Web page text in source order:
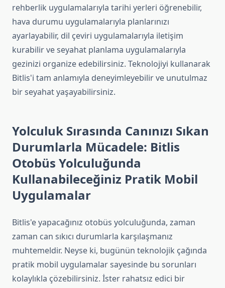
rehberlik uygulamalarıyla tarihi yerleri öğrenebilir,
hava durumu uygulamalarıyla planlarınızı
ayarlayabilir, dil çeviri uygulamalarıyla iletişim
kurabilir ve seyahat planlama uygulamalarıyla
gezinizi organize edebilirsiniz. Teknolojiyi kullanarak
Bitlis'i tam anlamıyla deneyimleyebilir ve unutulmaz
bir seyahat yaşayabilirsiniz.
Yolculuk Sırasında Canınızı Sıkan
Durumlarla Mücadele: Bitlis
Otobüs Yolculuğunda
Kullanabileceğiniz Pratik Mobil
Uygulamalar
Bitlis'e yapacağınız otobüs yolculuğunda, zaman
zaman can sıkıcı durumlarla karşılaşmanız
muhtemeldir. Neyse ki, bugünün teknolojik çağında
pratik mobil uygulamalar sayesinde bu sorunları
kolaylıkla çözebilirsiniz. İster rahatsız edici bir